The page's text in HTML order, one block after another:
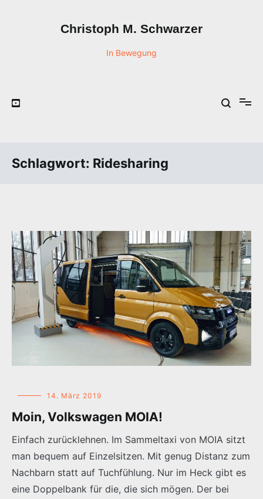
Christoph M. Schwarzer
In Bewegung
Schlagwort: Ridesharing
14. März 2019
Moin, Volkswagen MOIA!
Einfach zurücklehnen. Im Sammeltaxi von MOIA sitzt
man bequem auf Einzelsitzen. Mit genug Distanz zum
Nachbarn statt auf Tuchfühlung. Nur im Heck gibt es
eine Doppelbank für die, die sich mögen. Der bei